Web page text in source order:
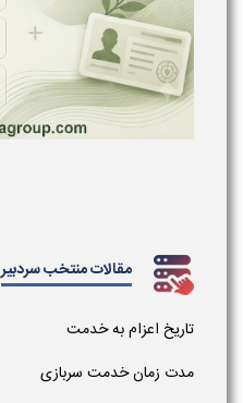
مقالات منتخب سردبیر
تاریخ اعزام به خدمت
مدت زمان خدمت سربازی